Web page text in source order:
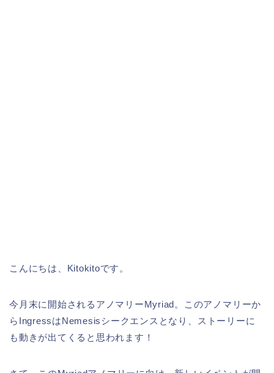
こんにちは、Kitokitoです。
今月末に開始されるアノマリーMyriad。このアノマリーか
らIngressはNemesisシークエンスとなり、ストーリーに
も動きが出てくると思われます！